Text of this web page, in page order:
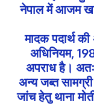
नेपाल में आजम
मादक पदार्थ
अधिनियम,
अपराध है।
अन्य जब्त
जांच हेतु थाना